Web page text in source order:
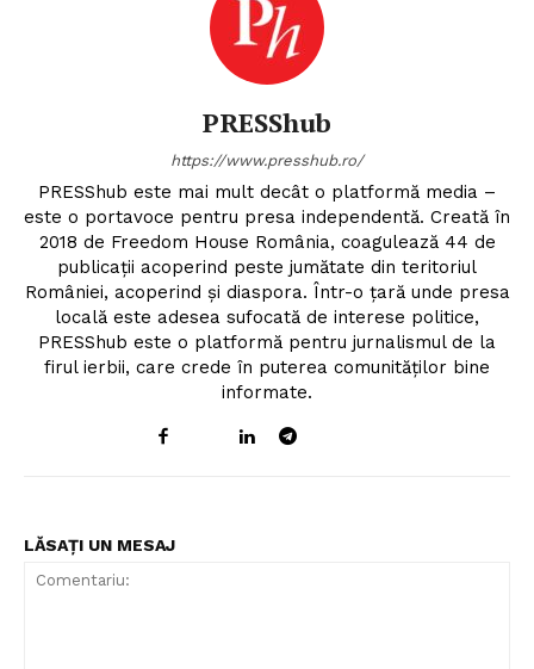
PRESShub
https://www.presshub.ro/
PRESShub este mai mult decât o platformă media –
este o portavoce pentru presa independentă. Creată în
2018 de Freedom House România, coagulează 44 de
publicații acoperind peste jumătate din teritoriul
României, acoperind și diaspora. Într-o țară unde presa
locală este adesea sufocată de interese politice,
PRESShub este o platformă pentru jurnalismul de la
firul ierbii, care crede în puterea comunităților bine
informate.
LĂSAȚI UN MESAJ